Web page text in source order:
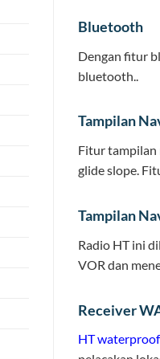
Bluetooth
Dengan fitur
bluetooth..
Tampilan
Fitur tampilan
glide slope.
Tampilan
Radio HT ini
VOR dan
Receiver
HT waterproof